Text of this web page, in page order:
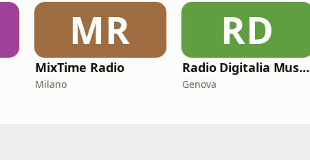
MR
MixTime Radio
Milano
RD
Radio Digitalia Musica-Italiana
Genova